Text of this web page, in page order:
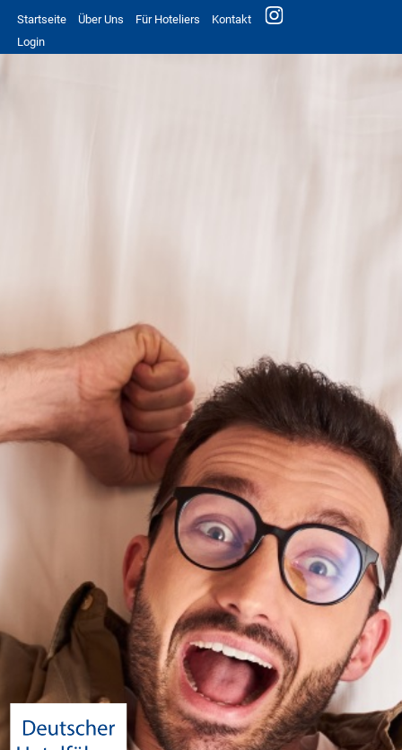
Startseite Über Uns Für Hoteliers
Kontakt
Login